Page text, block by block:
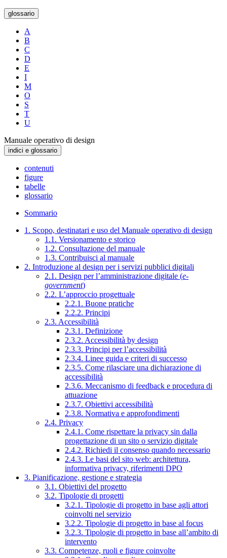
glossario
A
B
C
D
E
I
M
O
S
T
U
Manuale operativo di design
indici e glossario
contenuti
figure
tabelle
glossario
Sommario
1. Scopo, destinatari e uso del Manuale operativo di design
1.1. Versionamento e storico
1.2. Consultazione del manuale
1.3. Contribuisci al manuale
2. Introduzione al design per i servizi pubblici digitali
2.1. Design per l’amministrazione digitale (e-
government)
2.2. L’approccio progettuale
2.2.1. Buone pratiche
2.2.2. Principi
2.3. Accessibilità
2.3.1. Definizione
2.3.2. Accessibilità by design
2.3.3. Principi per l’accessibilità
2.3.4. Linee guida e criteri di successo
2.3.5. Come rilasciare una dichiarazione di
accessibilità
2.3.6. Meccanismo di feedback e procedura di
attuazione
2.3.7. Obiettivi accessibilità
2.3.8. Normativa e approfondimenti
2.4. Privacy
2.4.1. Come rispettare la privacy sin dalla
progettazione di un sito o servizio digitale
2.4.2. Richiedi il consenso quando necessario
2.4.3. Le basi del sito web: architettura,
informativa privacy, riferimenti DPO
3. Pianificazione, gestione e strategia
3.1. Obiettivi del progetto
3.2. Tipologie di progetti
3.2.1. Tipologie di progetto in base agli attori
coinvolti nel servizio
3.2.2. Tipologie di progetto in base al focus
3.2.3. Tipologie di progetto in base all’ambito di
intervento
3.3. Competenze, ruoli e figure coinvolte